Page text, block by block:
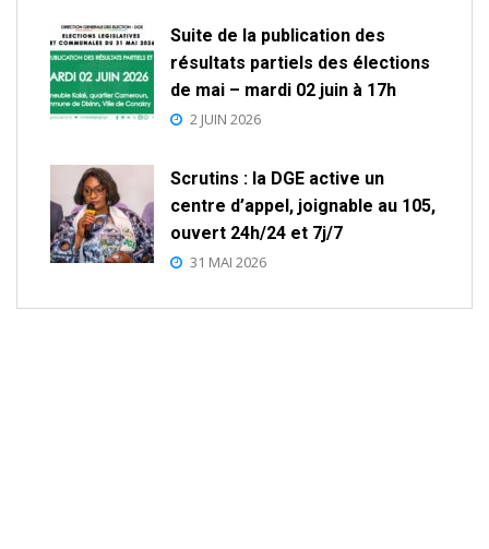
Suite de la publication des
résultats partiels des élections
de mai – mardi 02 juin à 17h
2 JUIN 2026
Scrutins : la DGE active un
centre d’appel, joignable au 105,
ouvert 24h/24 et 7j/7
31 MAI 2026